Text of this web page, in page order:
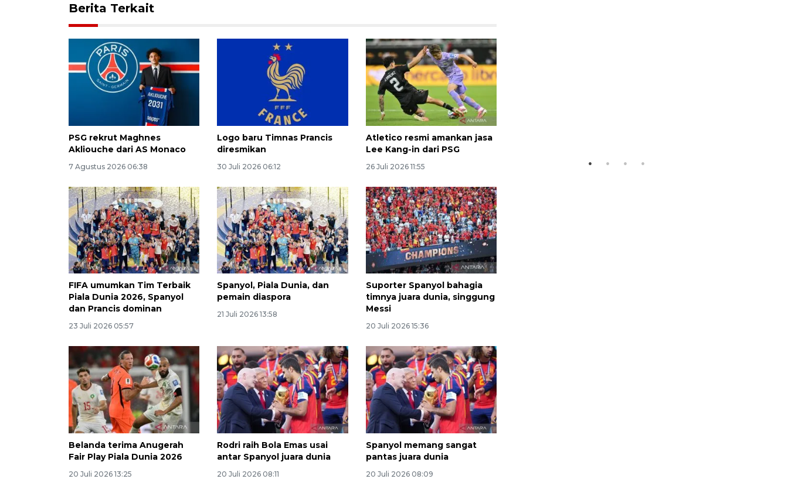
Berita Terkait
PSG rekrut Maghnes
Akliouche dari AS Monaco
7 Agustus 2026 06:38
Logo baru Timnas Prancis
diresmikan
30 Juli 2026 06:12
Atletico resmi amankan jasa
Lee Kang-in dari PSG
26 Juli 2026 11:55
FIFA umumkan Tim Terbaik
Piala Dunia 2026, Spanyol
dan Prancis dominan
23 Juli 2026 05:57
Spanyol, Piala Dunia, dan
pemain diaspora
21 Juli 2026 13:58
Suporter Spanyol bahagia
timnya juara dunia, singgung
Messi
20 Juli 2026 15:36
Belanda terima Anugerah
Fair Play Piala Dunia 2026
20 Juli 2026 13:25
Rodri raih Bola Emas usai
antar Spanyol juara dunia
20 Juli 2026 08:11
Spanyol memang sangat
pantas juara dunia
20 Juli 2026 08:09
160 ribu sambungan baru
jaringan gas 2026
2026-08-07 18:00:00